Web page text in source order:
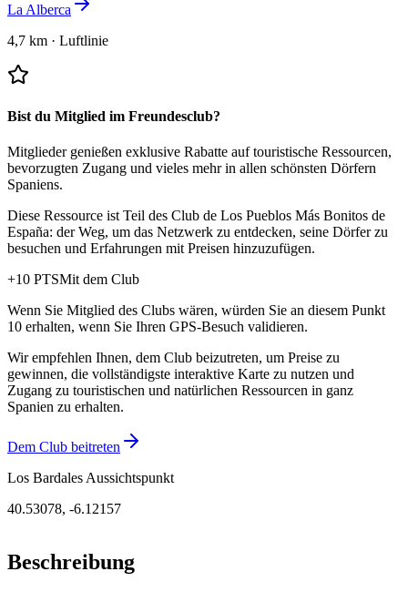
La Alberca
4,7 km · Luftlinie
Bist du Mitglied im Freundesclub?
Mitglieder genießen exklusive Rabatte auf touristische Ressourcen,
bevorzugten Zugang und vieles mehr in allen schönsten Dörfern
Spaniens.
Diese Ressource ist Teil des Club de Los Pueblos Más Bonitos de
España: der Weg, um das Netzwerk zu entdecken, seine Dörfer zu
besuchen und Erfahrungen mit Preisen hinzuzufügen.
+10 PTSMit dem Club
Wenn Sie Mitglied des Clubs wären, würden Sie an diesem Punkt
10 erhalten, wenn Sie Ihren GPS-Besuch validieren.
Wir empfehlen Ihnen, dem Club beizutreten, um Preise zu
gewinnen, die vollständigste interaktive Karte zu nutzen und
Zugang zu touristischen und natürlichen Ressourcen in ganz
Spanien zu erhalten.
Dem Club beitreten
Los Bardales Aussichtspunkt
40.53078, -6.12157
Beschreibung